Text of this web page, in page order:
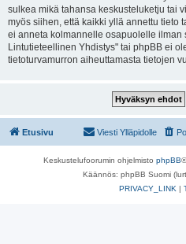
sulkea mikä tahansa keskusteluketju tai
myös siihen, että kaikki yllä annettu tieto
ei anneta kolmannelle osapuolelle ilman
Lintutieteellinen Yhdistys" tai phpBB ei
tietoturvamurron aiheuttamasta tietojen
Etusivu Viesti Ylläpidolle
Keskustelufoorumin ohjelmisto phpBB
Käännös: phpBB Suomi
PRIVACY_LINK |